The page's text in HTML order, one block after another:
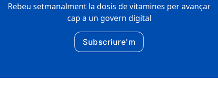
Rebeu setmanalment la dosis de vitamines per avançar
cap a un govern digital
Subscriure'm